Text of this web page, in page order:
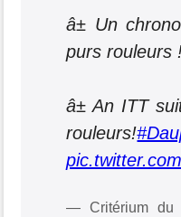
â± Un
purs rouleurs
â± An ITT
rouleurs!
— Critérium du